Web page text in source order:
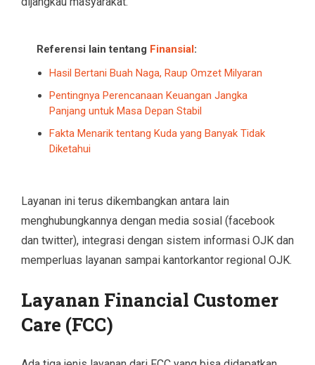
Referensi lain tentang Finansial:
Hasil Bertani Buah Naga, Raup Omzet Milyaran
Pentingnya Perencanaan Keuangan Jangka
Panjang untuk Masa Depan Stabil
Fakta Menarik tentang Kuda yang Banyak Tidak
Diketahui
Layanan ini terus dikembangkan antara lain
menghubungkannya dengan media sosial (facebook
dan twitter), integrasi dengan sistem informasi OJK dan
memperluas layanan sampai kantorkantor regional OJK.
Layanan Financial Customer
Care (FCC)